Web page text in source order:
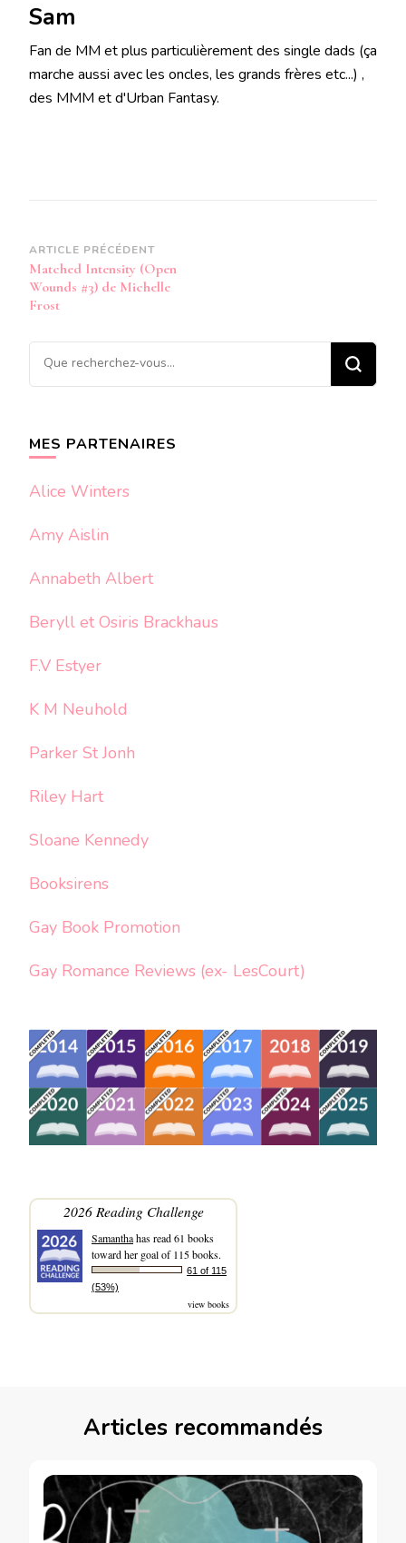
Sam
Fan de MM et plus particulièrement des single dads (ça
marche aussi avec les oncles, les grands frères etc...) ,
des MMM et d'Urban Fantasy.
Navigation
d’article
ARTICLE PRÉCÉDENT
Matched Intensity (Open
Wounds #3) de Michelle
Frost
Vous
recherchiez
MES PARTENAIRES
Alice Winters
Amy Aislin
Annabeth Albert
Beryll et Osiris Brackhaus
F.V Estyer
K M Neuhold
Parker St Jonh
Riley Hart
Sloane Kennedy
Booksirens
Gay Book Promotion
Gay Romance Reviews (ex- LesCourt)
2026 Reading Challenge
Samanthahas read 61 books
toward her goal of 115 books.
61 of 115
(53%)
view books
Articles recommandés